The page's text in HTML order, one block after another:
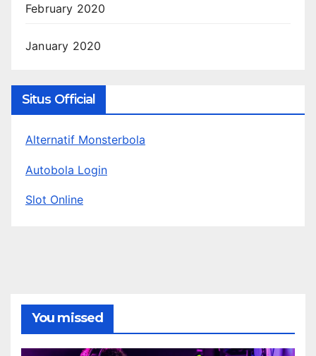
February 2020
January 2020
Situs Official
Alternatif Monsterbola
Autobola Login
Slot Online
You missed